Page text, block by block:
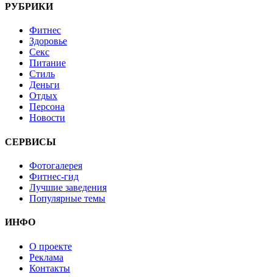
РУБРИКИ
Фитнес
Здоровье
Секс
Питание
Стиль
Деньги
Отдых
Персона
Новости
СЕРВИСЫ
Фотогалерея
Фитнес-гид
Лучшие заведения
Популярные темы
ИНФО
О проекте
Реклама
Контакты